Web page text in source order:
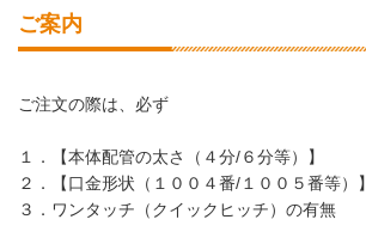
ご案内
ご注文の際は、必ず
１．【本体配管の太さ（４分/６分等）】
２．【口金形状（１００４番/１００５番等）】
３．ワンタッチ（クイックヒッチ）の有無